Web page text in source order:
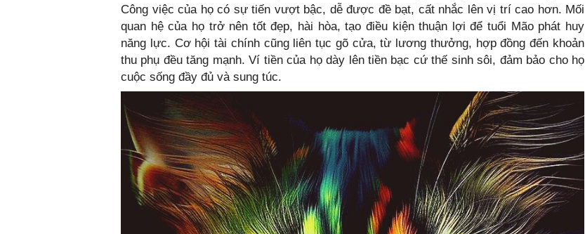
Công việc của họ có sự tiến vượt bậc, dễ được đề bạt, cất nhắc lên vị trí cao hơn. Mối
quan hệ của họ trở nên tốt đẹp, hài hòa, tạo điều kiện thuận lợi để tuổi Mão phát huy
năng lực. Cơ hội tài chính cũng liên tục gõ cửa, từ lương thưởng, hợp đồng đến khoản
thu phụ đều tăng mạnh. Ví tiền của họ dày lên tiền bạc cứ thế sinh sôi, đảm bảo cho họ
cuộc sống đầy đủ và sung túc.